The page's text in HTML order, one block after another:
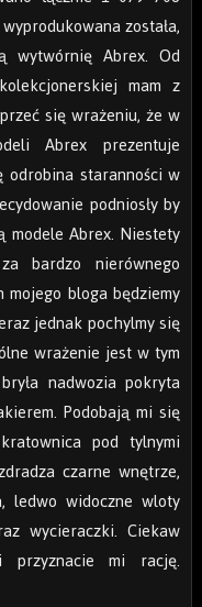
została,
wytwórnię Abrex. Od
mam z
się wrażeniu, że w
Abrex prezentuje
odrobina staranności w
podniosły by
Abrex. Niestety
bardzo nierównego
mojego bloga będziemy
jednak pochylmy się
wrażenie jest w tym
nadwozia pokryta
Podobają mi się
pod tylnymi
czarne wnętrze,
ledwo widoczne wloty
wycieraczki. Ciekaw
mi rację.